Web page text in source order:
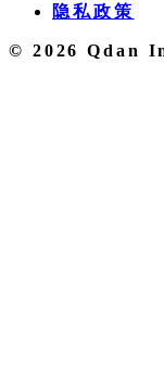
隐私政策
© 2026 Qdan